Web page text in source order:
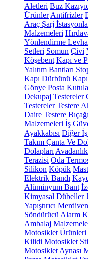
Aletleri Buz
Ürünler Antifrizler
Araç Şarj
Malzemeleri
Yönlendirme
Setleri Somun Çivi
Köşebent Kapı ve
Yalıtım Bantları
Kapı Dürbünü
Gönye Posta
Dekupaj Testereler
Testereler Testere
Daire Testere Bıçağı
Malzemeleri İş
Ayakkabısı Diğer
Takım Çanta Ve
Dolapları Avadanlık
Terazisi Oda
Silikon Köpük
Elektrik Bandı
Alüminyum Bant
Kimyasal Dübeller
Yapıştırıcı
Söndürücü Alarm
Ambalaj
Motosiklet Ürünleri
Kilidi Motosiklet
Motosiklet Aynası